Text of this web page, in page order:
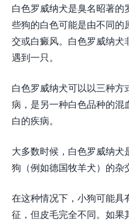
白色罗威纳犬是臭名昭著
些狗的白色可能是由不同
交或白癜风。白色罗威纳犬
遇到一只。
白色罗威纳犬可以以三种
病，是另一种白色品种的
白的疾病。
大多数时候，白色罗威纳
狗（例如德国牧羊犬）的杂
在这种情况下，小狗可能
征，但皮毛完全不同。如